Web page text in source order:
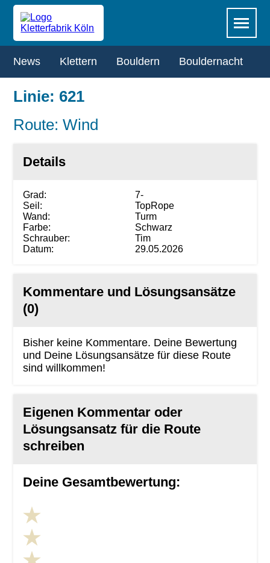
Zum
Hauptinhalt
springen
überspringen
News Klettern Bouldern Bouldernacht
Linie: 621
Route: Wind
Details
Grad:
7-
Seil:
TopRope
Wand:
Turm
Farbe:
Schwarz
Schrauber:
Tim
Datum:
29.05.2026
Kommentare und Lösungsansätze
(0)
Bisher keine Kommentare. Deine Bewertung
und Deine Lösungsansätze für diese Route
sind willkommen!
Eigenen Kommentar oder
Lösungsansatz für die Route
schreiben
Deine Gesamtbewertung: